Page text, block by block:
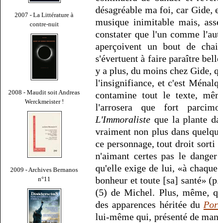
2007 - La Littérature à
contre-nuit
2008 - Maudit soit Andreas
Werckmeister !
2009 - Archives Bernanos
n°11
désagréable ma foi, car Gide,
musique inimitable mais,
constater que l'un comme
aperçoivent un bout de
s'évertuent à faire paraître
y a plus, du moins chez Gide,
l'insignifiance, et c'est
contamine tout le texte,
l'arrosera que fort
L'Immoraliste que la plante
vraiment non plus dans
ce personnage, tout droit
n'aimant certes pas le
qu'elle exige de lui, «à
bonheur et toute [sa] santé»
(5) de Michel. Plus, même,
des apparences héritée du
lui-même qui, présenté de